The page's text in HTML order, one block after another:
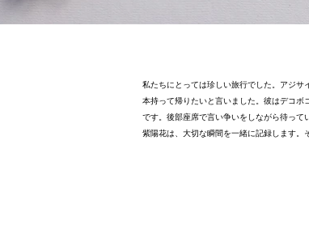
私たちにとっては珍しい旅行でした。アジサ
本持って帰りたいと言いました。彼はデコ
です。後部座席で言い争いをしながら待って
紫陽花は、大切な瞬間を一緒に記録します。